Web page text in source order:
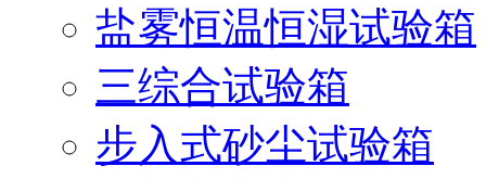
盐雾恒温恒湿试验箱
三综合试验箱
步入式砂尘试验箱